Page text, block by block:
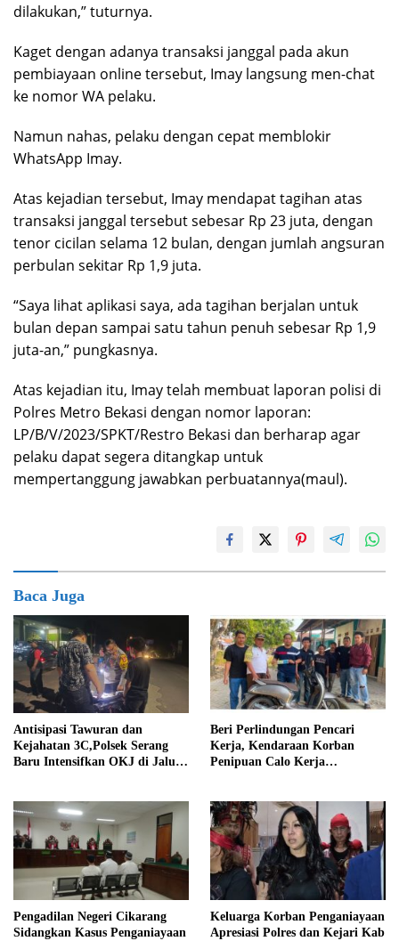
dilakukan,” tuturnya.
Kaget dengan adanya transaksi janggal pada akun
pembiayaan online tersebut, Imay langsung men-chat
ke nomor WA pelaku.
Namun nahas, pelaku dengan cepat memblokir
WhatsApp Imay.
Atas kejadian tersebut, Imay mendapat tagihan atas
transaksi janggal tersebut sebesar Rp 23 juta, dengan
tenor cicilan selama 12 bulan, dengan jumlah angsuran
perbulan sekitar Rp 1,9 juta.
“Saya lihat aplikasi saya, ada tagihan berjalan untuk
bulan depan sampai satu tahun penuh sebesar Rp 1,9
juta-an,” pungkasnya.
Atas kejadian itu, Imay telah membuat laporan polisi di
Polres Metro Bekasi dengan nomor laporan:
LP/B/V/2023/SPKT/Restro Bekasi dan berharap agar
pelaku dapat segera ditangkap untuk
mempertanggung jawabkan perbuatannya(maul).
Baca Juga
Antisipasi Tawuran dan
Kejahatan 3C,Polsek Serang
Baru Intensifkan OKJ di Jalur
Beri Perlindungan Pencari
Kerja, Kendaraan Korban
Penipuan Calo Kerja
Pengadilan Negeri Cikarang
Sidangkan Kasus Penganiayaan
Keluarga Korban Penganiayaan
Apresiasi Polres dan Kejari Kab